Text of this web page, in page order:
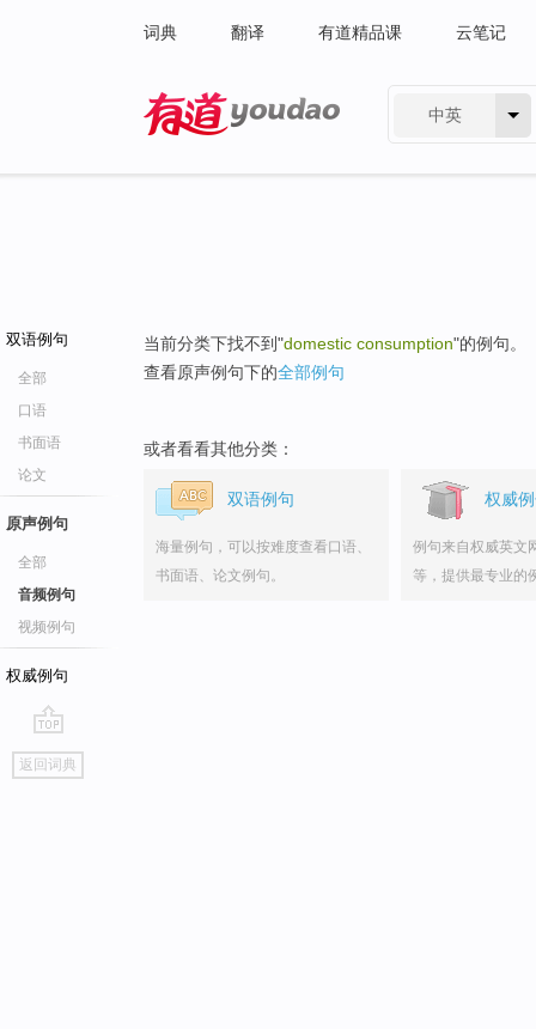
词典 翻译 有道精品课 云笔记
中英
双语例句
全部
口语
书面语
论文
原声例句
全部
音频例句
视频例句
权威例句
go
top
返回词典
当前分类下找不到"domestic consumption"的例句。
查看原声例句下的全部例句
或者看看其他分类：
双语例句
海量例句，可以按难度查看口语、
书面语、论文例句。
权威
例句来自权威英文
等，提供最专业的